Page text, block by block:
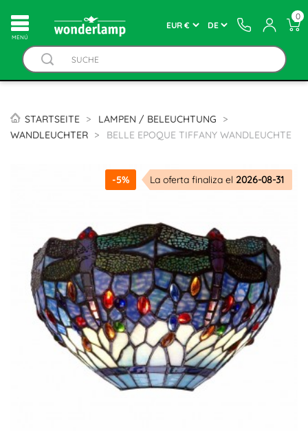
MENÚ
0
STARTSEITE
LAMPEN / BELEUCHTUNG
WANDLEUCHTER
BELLE EPOQUE TIFFANY WANDLEUCHTE
-5% La oferta finaliza el 2026-08-31